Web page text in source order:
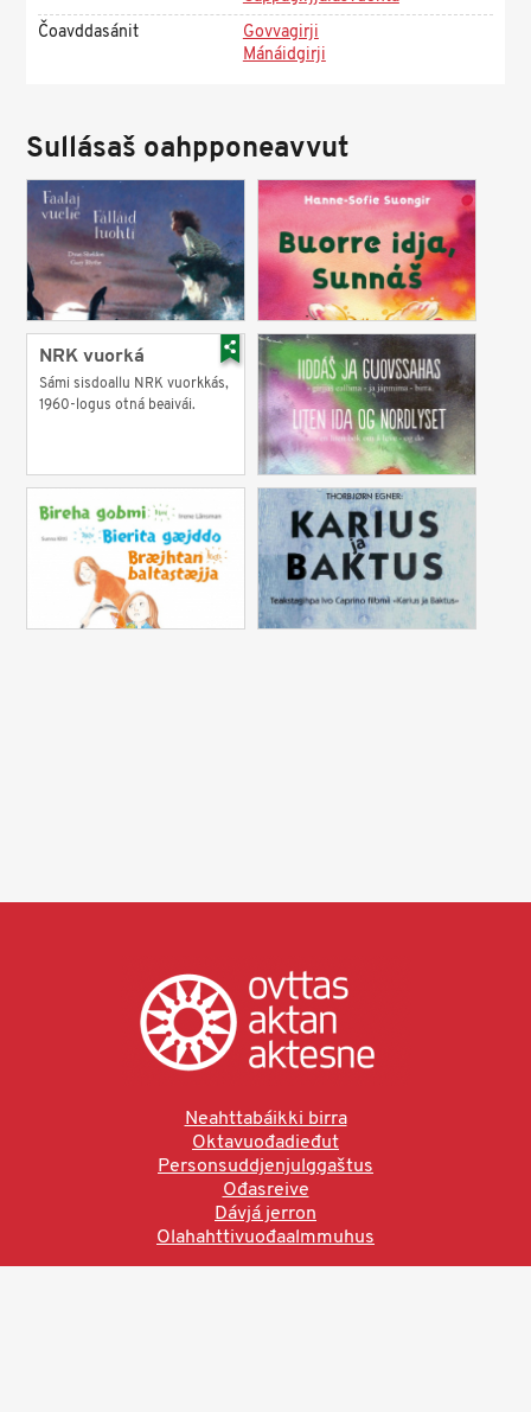
Čoavddasánit
Govvagirji
Mánáidgirji
Sullásaš oahpponeavvut
NRK vuorká
Sámi sisdoallu NRK vuorkkás,
1960-logus otná beaivái.
Neahttabáikki birra
Oktavuođadieđut
Personsuddjenjulggaštus
Ođasreive
Dávjá jerron
Olahahttivuođaalmmuhus